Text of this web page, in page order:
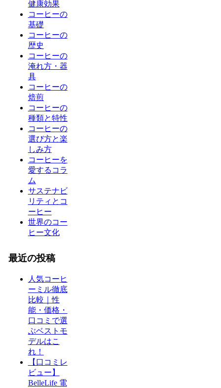
健康効果
コーヒーの
基礎
コーヒーの
歴史
コーヒーの
淹れ方・器
具
コーヒーの
焙煎
コーヒーの
種類と特性
コーヒーの
選び方と楽
しみ方
コーヒーを
愛するコラ
ム
サステナビ
リティとコ
ーヒー
世界のコー
ヒー文化
最近の投稿
人気コーヒ
ーミル徹底
比較｜性
能・価格・
口コミで選
ぶベストモ
デルはこ
れ！
【口コミレ
ビュー】
BelleLife 電